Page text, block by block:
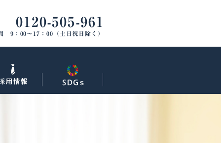
0120-505-961
9：00〜17：00（土日祝日除く）